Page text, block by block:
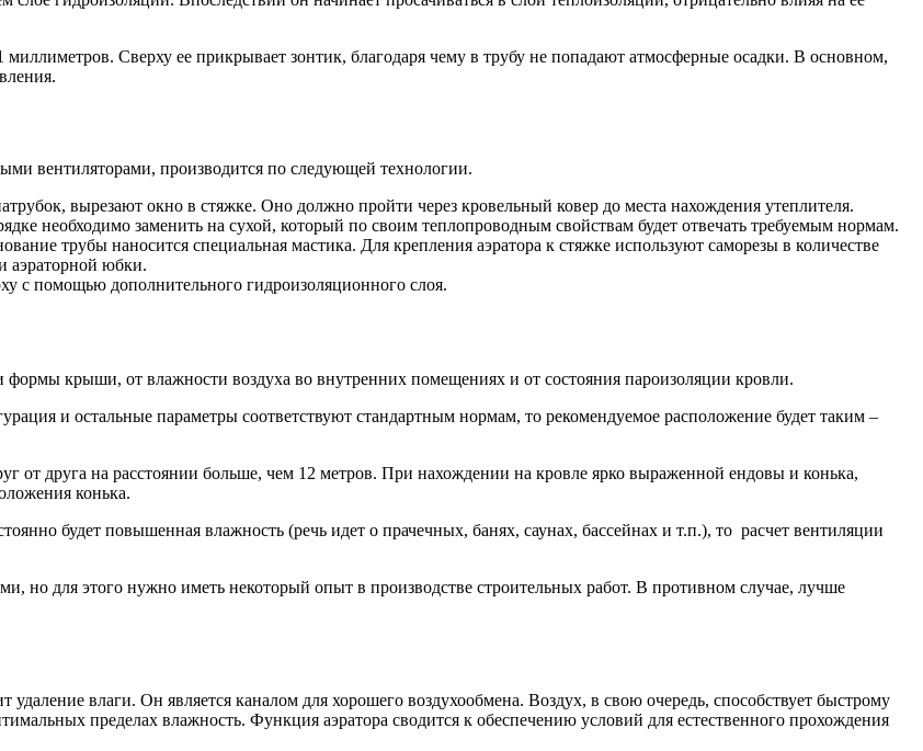
миллиметров. Сверху ее прикрывает зонтик, благодаря чему в трубу не попадают атмосферные осадки. В основном,
вентиляторами, производится по следующей технологии.
вырезают окно в стяжке. Оно должно пройти через кровельный ковер до места нахождения утеплителя.
необходимо заменить на сухой, который по своим теплопроводным свойствам будет отвечать требуемым нормам.
трубы наносится специальная мастика. Для крепления аэратора к стяжке используют саморезы в количестве
аэраторной юбки.
с помощью дополнительного гидроизоляционного слоя.
формы крыши, от влажности воздуха во внутренних помещениях и от состояния пароизоляции кровли.
и остальные параметры соответствуют стандартным нормам, то рекомендуемое расположение будет таким –
от друга на расстоянии больше, чем 12 метров. При нахождении на кровле ярко выраженной ендовы и конька,
конька.
будет повышенная влажность (речь идет о прачечных, банях, саунах, бассейнах и т.п.), то расчет вентиляции
но для этого нужно иметь некоторый опыт в производстве строительных работ. В противном случае, лучше
влаги. Он является каналом для хорошего воздухообмена. Воздух, в свою очередь, способствует быстрому
пределах влажность. Функция аэратора сводится к обеспечению условий для естественного прохождения